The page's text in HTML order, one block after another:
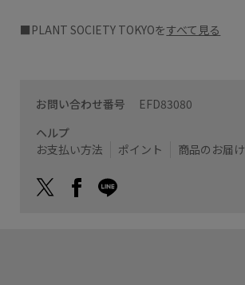
■PLANT SOCIETY TOKYOをすべて見る
お問い合わせ番号 EFD83080
ヘルプ
お支払い方法
ポイント 商品のお届け